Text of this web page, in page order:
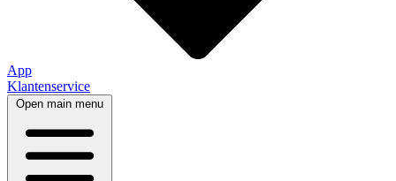
App
Klantenservice
Open main menu